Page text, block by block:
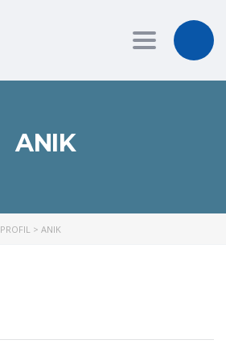
Toggle
ANIK
PROFIL > ANIK